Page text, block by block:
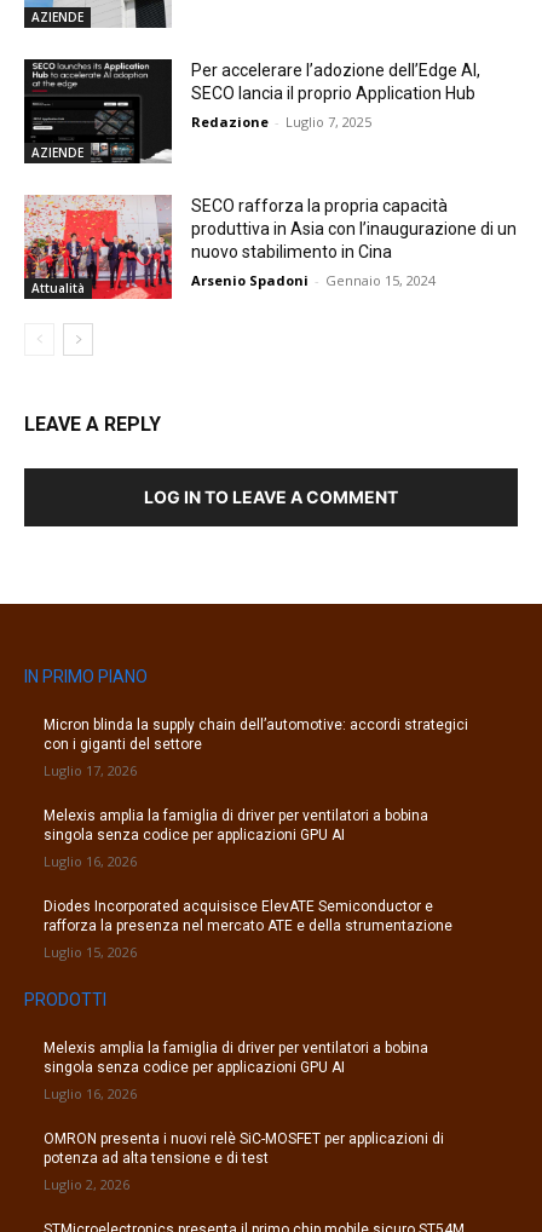
AZIENDE
AZIENDE
Per accelerare l’adozione dell’Edge AI,
SECO lancia il proprio Application Hub
Redazione - Luglio 7, 2025
Attualità
SECO rafforza la propria capacità
produttiva in Asia con l’inaugurazione di un
nuovo stabilimento in Cina
Arsenio Spadoni - Gennaio 15, 2024
LEAVE A REPLY
LOG IN TO LEAVE A COMMENT
IN PRIMO PIANO
Micron blinda la supply chain dell’automotive: accordi strategici
con i giganti del settore
Luglio 17, 2026
Melexis amplia la famiglia di driver per ventilatori a bobina
singola senza codice per applicazioni GPU AI
Luglio 16, 2026
Diodes Incorporated acquisisce ElevATE Semiconductor e
rafforza la presenza nel mercato ATE e della strumentazione
Luglio 15, 2026
PRODOTTI
Melexis amplia la famiglia di driver per ventilatori a bobina
singola senza codice per applicazioni GPU AI
Luglio 16, 2026
OMRON presenta i nuovi relè SiC-MOSFET per applicazioni di
potenza ad alta tensione e di test
Luglio 2, 2026